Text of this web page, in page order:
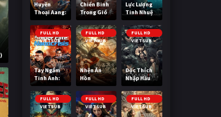
Huyền
Thoại Aang:
Tiết Khí Sư
Cuối Cùng
Chiến Binh
Trong Gió
Lực Lượng
Tinh Nhuệ
FULL HD
VIETSUB
Tay Ngắm
Tinh Anh:
Nguy Cơ
Nano
FULL HD
VIETSUB
Nhện Ăn
Hồn
FULL HD
VIETSUB
Độc Thích
Nhập Hầu
FULL HD
VIETSUB
FULL HD
VIETSUB
FULL HD
VIETSUB